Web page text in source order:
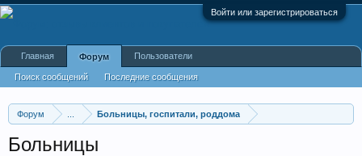
Войти или зарегистрироваться
Форум Больницы, госпитали, роддома
Больницы
Главная Форум
Поиск сообщений Последние сообщения
Пользователи